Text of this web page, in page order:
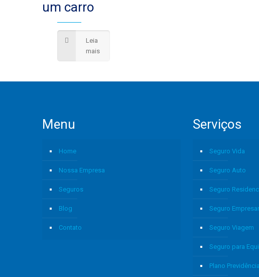
um carro
Leia
mais
Menu
Home
Nossa Empresa
Seguros
Blog
Contato
Serviços
Seguro Vida
Seguro Auto
Seguro
Seguro
Seguro Viagem
Seguro para
Plano Previdência